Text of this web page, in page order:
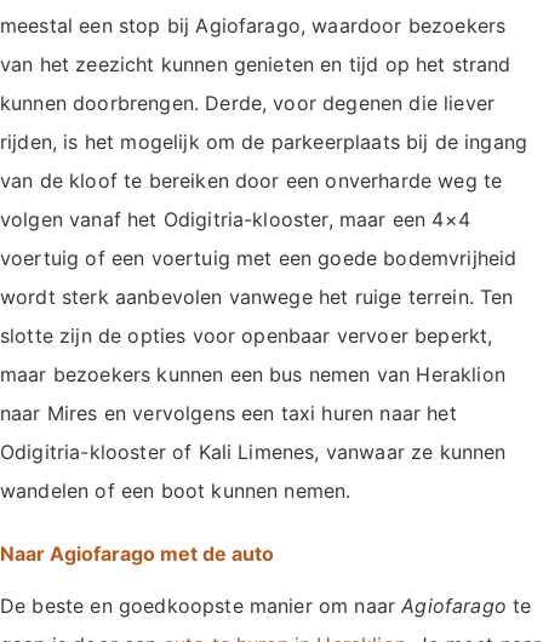
meestal een stop bij Agiofarago, waardoor bezoekers
van het zeezicht kunnen genieten en tijd op het strand
kunnen doorbrengen. Derde, voor degenen die liever
rijden, is het mogelijk om de parkeerplaats bij de ingang
van de kloof te bereiken door een onverharde weg te
volgen vanaf het Odigitria-klooster, maar een 4×4
voertuig of een voertuig met een goede bodemvrijheid
wordt sterk aanbevolen vanwege het ruige terrein. Ten
slotte zijn de opties voor openbaar vervoer beperkt,
maar bezoekers kunnen een bus nemen van Heraklion
naar Mires en vervolgens een taxi huren naar het
Odigitria-klooster of Kali Limenes, vanwaar ze kunnen
wandelen of een boot kunnen nemen.
Naar Agiofarago met de auto
De beste en goedkoopste manier om naarAgiofarago te